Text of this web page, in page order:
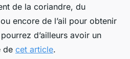
de la coriandre, du
encore de l’ail pour obtenir
d’ailleurs avoir un
de cet article.